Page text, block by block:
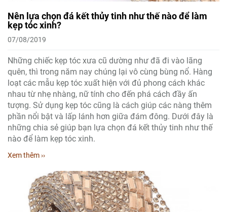
Nên lựa chọn đá kết thủy tinh như thế nào để làm
kẹp tóc xinh?
07/08/2019
Những chiếc kẹp tóc xưa cũ dường như đã đi vào lãng
quên, thì trong năm nay chúng lại vô cùng bùng nổ. Hàng
loạt các mẫu kẹp tóc xuất hiện với đủ phong cách khác
nhau từ nhẹ nhàng, nữ tính cho đến phá cách đầy ấn
tượng. Sử dụng kẹp tóc cũng là cách giúp các nàng thêm
phần nổi bật và lấp lánh hơn giữa đám đông. Dưới đây là
những chia sẻ giúp bạn lựa chọn đá kết thủy tinh như thế
nào để làm kẹp tóc xinh.
Xem thêm ››